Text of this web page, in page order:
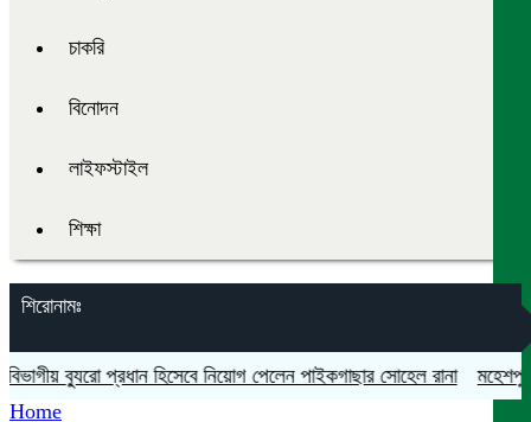
চাকরি
বিনোদন
লাইফস্টাইল
শিক্ষা
শিরোনামঃ
ব্যুরো প্রধান হিসেবে নিয়োগ পেলেন পাইকগাছার সোহেল রানা মহেশপুরে
Home